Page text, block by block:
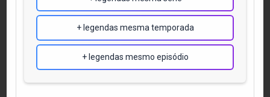
+ legendas mesma temporada
+ legendas mesmo episódio